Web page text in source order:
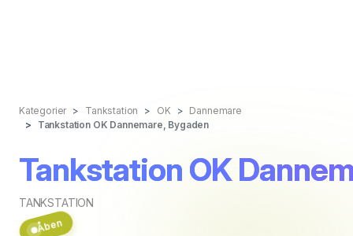
Kategorier Tankstation OK
Dannemare
Tankstation OK Dannemare, Bygaden
Tankstation OK
TANKSTATION
Åben